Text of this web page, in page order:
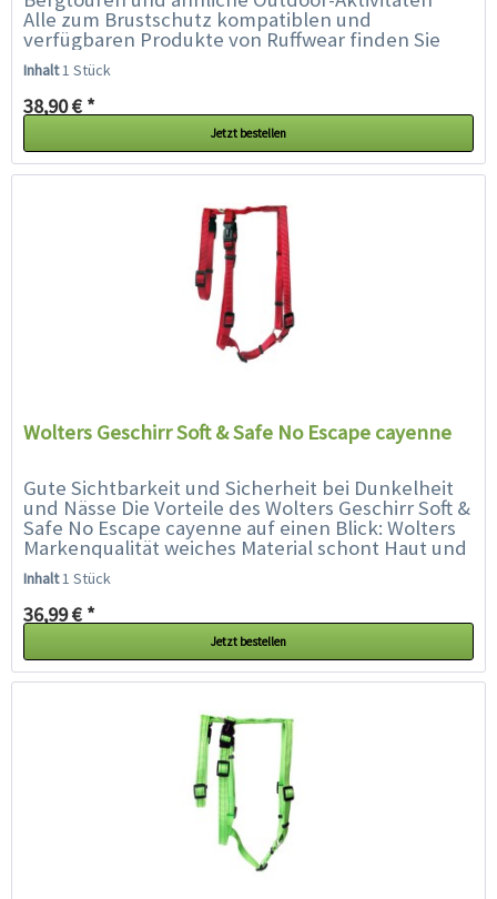
Alle zum Brustschutz kompatiblen und
verfügbaren Produkte von Ruffwear finden Sie
oben rechts neben dem Artikel. Ihre...
Inhalt1 Stück
38,90 € *
Jetzt bestellen
Wolters Geschirr Soft & Safe No Escape cayenne
Gute Sichtbarkeit und Sicherheit bei Dunkelheit
und Nässe Die Vorteile des Wolters Geschirr Soft &
Safe No Escape cayenne auf einen Blick: Wolters
Markenqualität weiches Material schont Haut und
Fell Ihres Hundes...
Inhalt1 Stück
36,99 € *
Jetzt bestellen